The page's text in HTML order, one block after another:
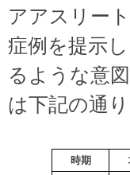
アアスリー
症例を提示
るような意
は下記の通り
時期